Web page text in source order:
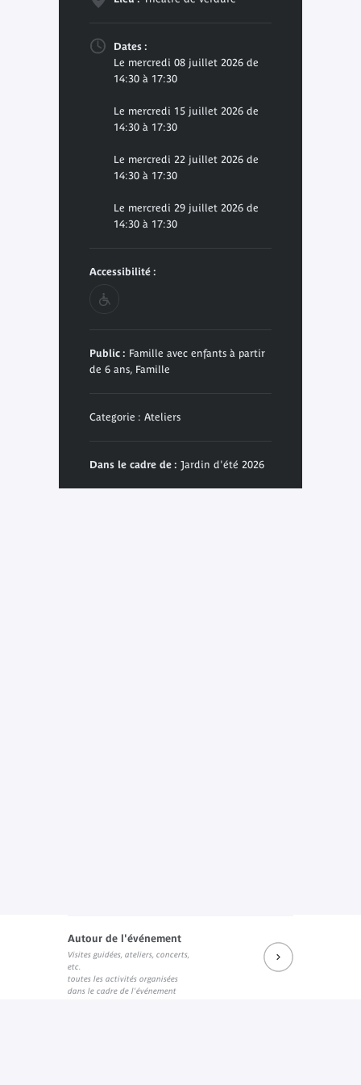
Dates :
Le mercredi 08 juillet 2026 de
14:30 à 17:30
Le mercredi 15 juillet 2026 de
14:30 à 17:30
Le mercredi 22 juillet 2026 de
14:30 à 17:30
Le mercredi 29 juillet 2026 de
14:30 à 17:30
Accessibilité :
Public : Famille avec enfants à partir
de 6 ans, Famille
Categorie : Ateliers
Dans le cadre de : Jardin d'été 2026
Autour de l'événement
Visites guidées, ateliers, concerts,
etc.
toutes les activités organisées
dans le cadre de l'événement